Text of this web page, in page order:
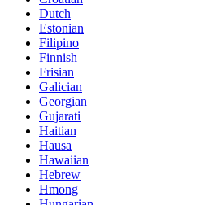
Dutch
Estonian
Filipino
Finnish
Frisian
Galician
Georgian
Gujarati
Haitian
Hausa
Hawaiian
Hebrew
Hmong